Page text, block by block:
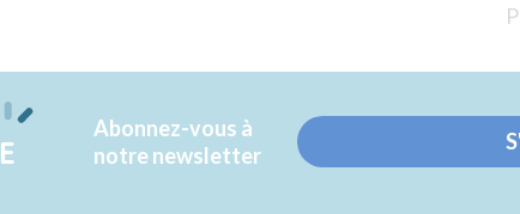
Abonnez-vous à
notre newsletter